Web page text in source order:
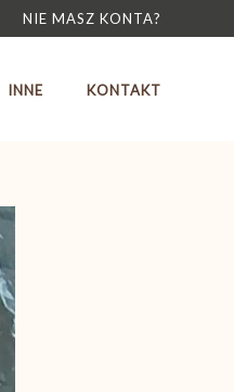
NIE MASZ KONTA?
INNE KONTAKT